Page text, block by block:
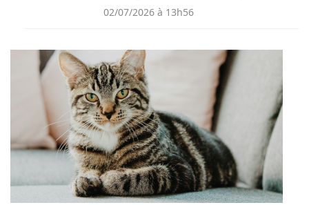
02/07/2026 à 13h56